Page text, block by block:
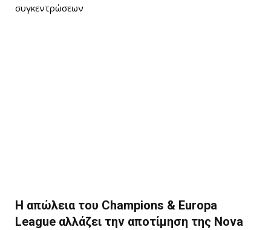
συγκεντρώσεων
Η απώλεια του Champions & Europa
League αλλάζει την αποτίμηση της Nova